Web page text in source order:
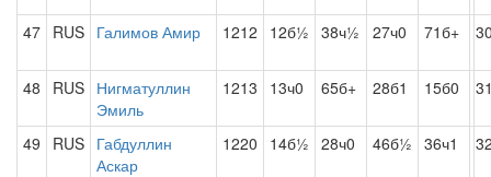
47 RUS Галимов Амир 1212 12б½ 38ч½ 27ч0 71б+
48 RUS Нигматуллин
Эмиль
1213 13ч0 65б+ 28б1 15б0
49 RUS Габдуллин
Аскар
1220 14б½ 28ч0 46б½ 36ч1